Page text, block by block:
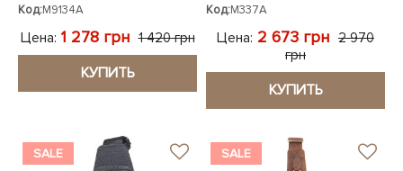
Код:M9134A
Цена: 1 278 грн 1 420 грн
КУПИТЬ
Код:M337A
Цена: 2 673 грн 2 970
грн
КУПИТЬ
SALE SALE